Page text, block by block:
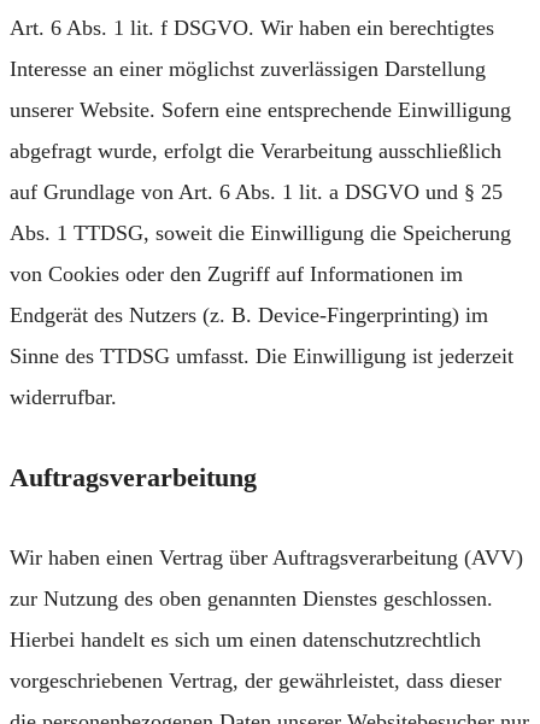
Art. 6 Abs. 1 lit. f DSGVO. Wir haben ein berechtigtes
Interesse an einer möglichst zuverlässigen Darstellung
unserer Website. Sofern eine entsprechende Einwilligung
abgefragt wurde, erfolgt die Verarbeitung ausschließlich
auf Grundlage von Art. 6 Abs. 1 lit. a DSGVO und § 25
Abs. 1 TTDSG, soweit die Einwilligung die Speicherung
von Cookies oder den Zugriff auf Informationen im
Endgerät des Nutzers (z. B. Device-Fingerprinting) im
Sinne des TTDSG umfasst. Die Einwilligung ist jederzeit
widerrufbar.
Auftragsverarbeitung
Wir haben einen Vertrag über Auftragsverarbeitung (AVV)
zur Nutzung des oben genannten Dienstes geschlossen.
Hierbei handelt es sich um einen datenschutzrechtlich
vorgeschriebenen Vertrag, der gewährleistet, dass dieser